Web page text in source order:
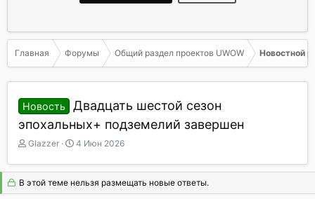
Главная Форумы Общий раздел проектов UWOW Новостной
Новость
Двадцать шестой сезон
эпохальных+ подземелий завершен
А
т
о
р
Glazzer
Д
т
а
н
4 Июн 2026
В этой теме нельзя размещать новые ответы.